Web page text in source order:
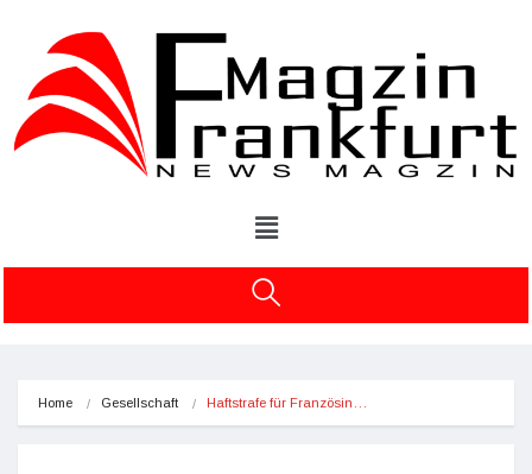
Home Gesellschaft Haftstrafe für Französin…